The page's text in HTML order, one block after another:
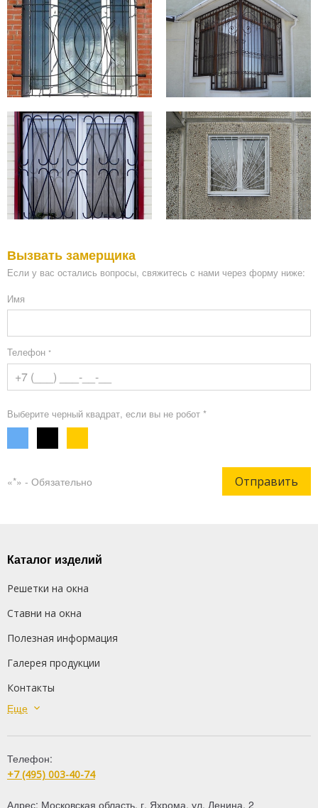
Вызвать замерщика
Если у вас остались вопросы, свяжитесь с нами через форму ниже:
Имя
Телефон *
Выберите черный квадрат, если вы не робот *
«*» - Обязательно Отправить
Каталог изделий
Решетки на окна
Ставни на окна
Полезная информация
Галерея продукции
Контакты
Сварные решетки
Кованые решетки
Распашные решетки
Еще
Телефон:
+7 (495) 003-40-74
Адрес: Московская область, г. Яхрома, ул. Ленина, 2